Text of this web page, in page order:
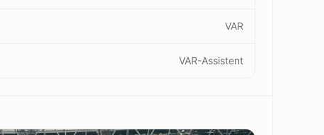
VAR
VAR-Assistent